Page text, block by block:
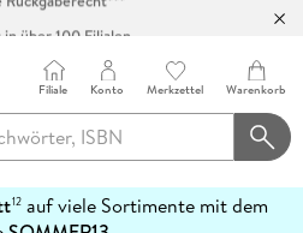
in über 100 Filialen
Filiale Konto Merkzettel Warenkorb
12auf viele Sortimente mit dem